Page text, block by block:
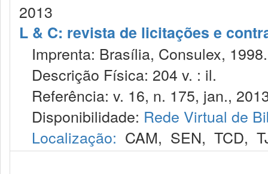
2013
L & C: revista de licitações e
Imprenta: Brasília, Consulex, 1998.
Descrição Física: 204 v. : il.
Referência: v. 16, n. 175, jan.,
Disponibilidade: Rede Virtual de
Localização: CAM, SEN, TCD,